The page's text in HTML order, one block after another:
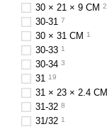
30 × 21 × 9 СM 2
30-31 7
30 × 31 CM 1
30-33 1
30-34 3
31 19
31 × 23 × 2.4 CM
31-32 8
31/32 1